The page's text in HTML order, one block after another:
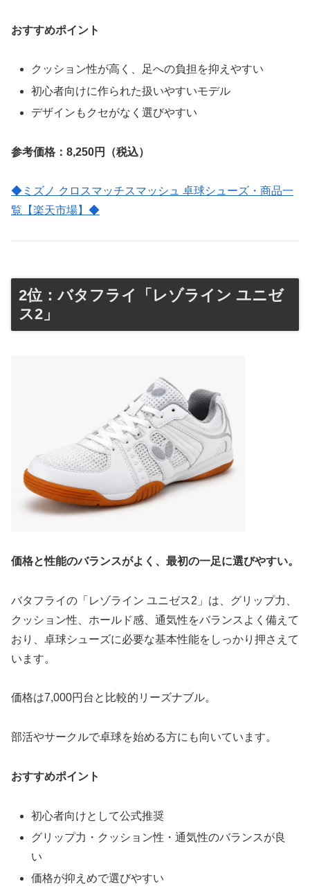
おすすめポイント
クッション性が高く、足への負担を抑えやすい
初心者向けに作られた扱いやすいモデル
デザインもクセがなく選びやすい
参考価格：8,250円（税込）
◆ミズノ クロスマッチスマッシュ 卓球シューズ・商品一
覧【楽天市場】◆
2位：バタフライ「レゾライン ユニゼ
ス2」
価格と性能のバランスがよく、最初の一足に選びやすい。
バタフライの「レゾライン ユニゼス2」は、グリップ力、
クッション性、ホールド感、通気性をバランスよく備えて
おり、卓球シューズに必要な基本性能をしっかり押さえて
います。
価格は7,000円台と比較的リーズナブル。
部活やサークルで卓球を始める方にも向いています。
おすすめポイント
初心者向けとして公式推奨
グリップ力・クッション性・通気性のバランスが良
い
価格が抑えめで選びやすい